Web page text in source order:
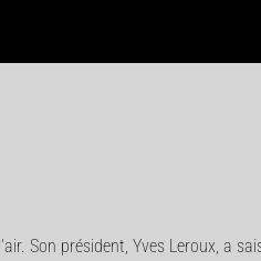
Son président, Yves Leroux, a